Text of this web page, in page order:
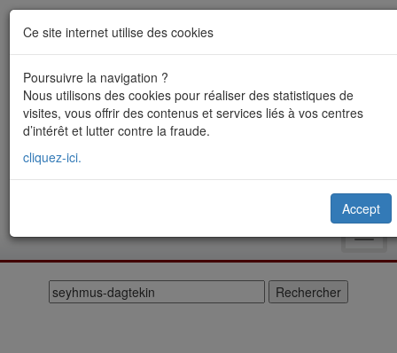
Ce site internet utilise des cookies
Poursuivre la navigation ?
Nous utilisons des cookies pour réaliser des statistiques de
visites, vous offrir des contenus et services liés à vos centres
d’intérêt et lutter contre la fraude.
cliquez-ici.
Accept